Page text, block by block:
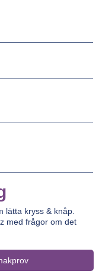
lätta kryss & knåp.
med frågor om det